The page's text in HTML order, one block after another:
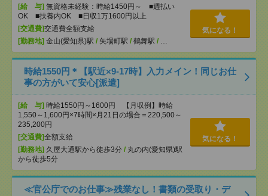
[給 与] 無資格未経験：時給1450円～ ■週払い
OK ■扶養内OK ■日収1万1600円以上
[交通費]交通費全額支給
[勤務地] 金山(愛知県)駅 / 矢場町駅 / 鶴舞駅 / …
気になる！
時給1550円＊【駅近×9-17時】入力メイン！同じお仕
事の方がいて安心[派遣]
[給 与] 時給1550円～1600円 【月収例】時給
1,550～1,600円×7時間×月21日の場合＝220,500～
235,200円
[交通費]全額支給
[勤務地] 久屋大通駅から徒歩3分 / 丸の内(愛知県)駅
から徒歩5分
気になる！
≪官公庁でのお仕事≫残業なし！書類の受取り・デ